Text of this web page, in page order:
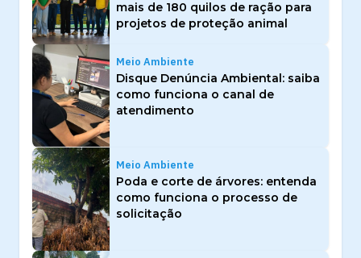
mais de 180 quilos de ração para
projetos de proteção animal
Meio Ambiente
Disque Denúncia Ambiental: saiba
como funciona o canal de
atendimento
Meio Ambiente
Poda e corte de árvores: entenda
como funciona o processo de
solicitação